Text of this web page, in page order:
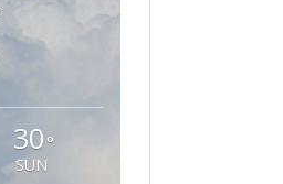
30 °
SUN